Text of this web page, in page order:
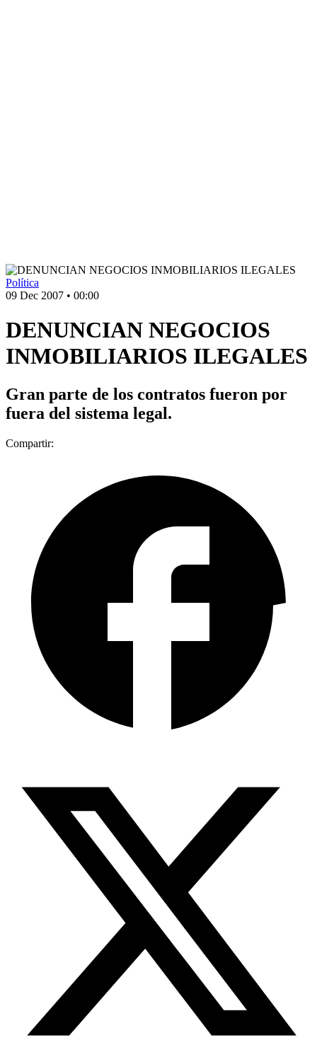
Política
09 Dec 2007 • 00:00
DENUNCIAN NEGOCIOS
INMOBILIARIOS ILEGALES
Gran parte de los contratos fueron por
fuera del sistema legal.
Compartir: